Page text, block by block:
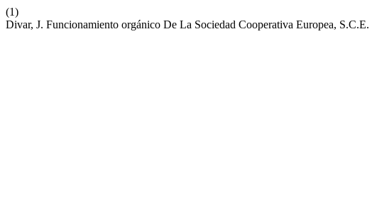
(1)
Divar, J. Funcionamiento orgánico De La Sociedad Cooperativa Europea, S.C.E.